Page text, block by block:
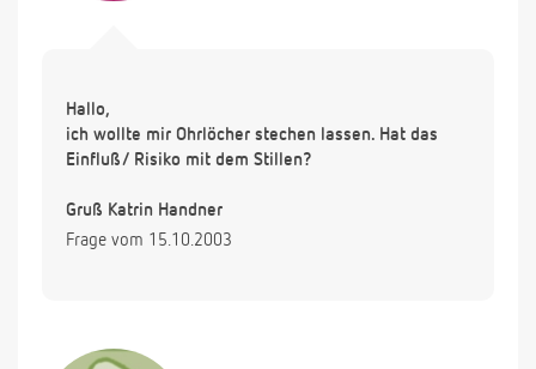
Hallo,
ich wollte mir Ohrlöcher stechen lassen. Hat das
Einfluß/ Risiko mit dem Stillen?
Gruß Katrin Handner
Frage vom 15.10.2003